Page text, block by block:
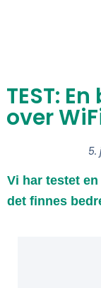
TEST:
over
5.
Vi har testet
det finnes